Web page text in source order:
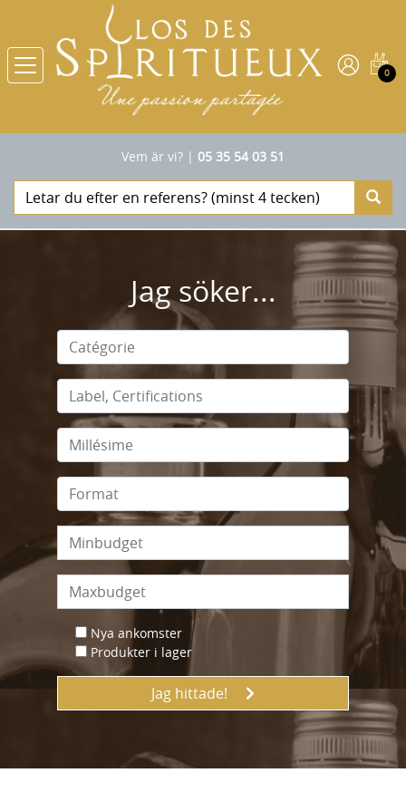
0
Vem är vi? | 05 35 54 03 51
Jag söker...
Nya ankomster
Produkter i lager
Jag hittade!